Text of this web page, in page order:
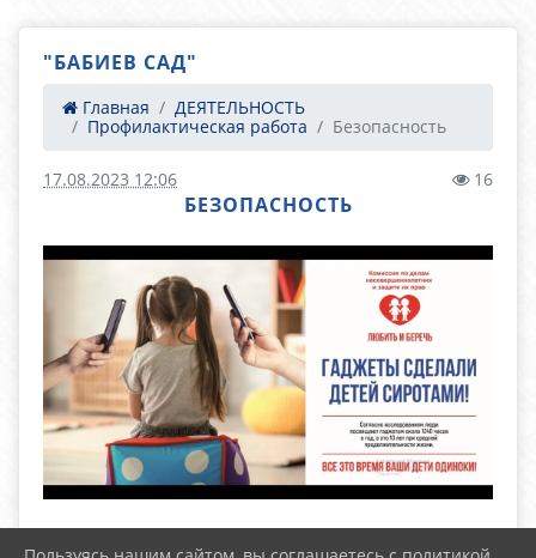
"БАБИЕВ САД"
Главная
ДЕЯТЕЛЬНОСТЬ
Профилактическая работа
Безопасность
17.08.2023 12:06 16
БЕЗОПАСНОСТЬ